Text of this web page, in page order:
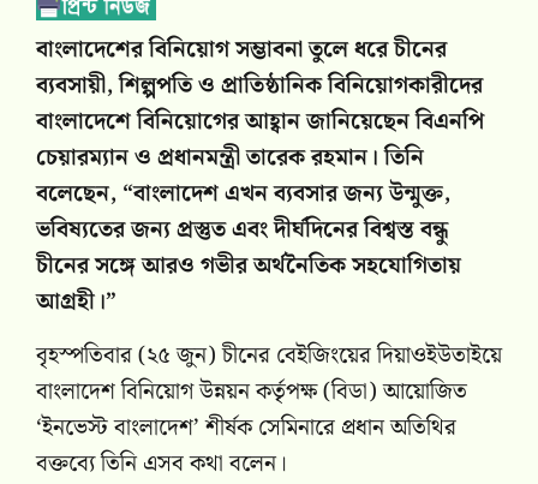
বাংলাদেশের বিনিয়োগ সম্ভাবনা তুলে ধরে চীনের
ব্যবসায়ী, শিল্পপতি ও প্রাতিষ্ঠানিক বিনিয়োগকারীদের
বাংলাদেশে বিনিয়োগের আহ্বান জানিয়েছেন বিএনপি
চেয়ারম্যান ও প্রধানমন্ত্রী তারেক রহমান। তিনি
বলেছেন, “বাংলাদেশ এখন ব্যবসার জন্য উন্মুক্ত,
ভবিষ্যতের জন্য প্রস্তুত এবং দীর্ঘদিনের বিশ্বস্ত বন্ধু
চীনের সঙ্গে আরও গভীর অর্থনৈতিক সহযোগিতায়
আগ্রহী।”
বৃহস্পতিবার (২৫ জুন) চীনের বেইজিংয়ের দিয়াওইউতাইয়ে
বাংলাদেশ বিনিয়োগ উন্নয়ন কর্তৃপক্ষ (বিডা) আয়োজিত
‘ইনভেস্ট বাংলাদেশ’ শীর্ষক সেমিনারে প্রধান অতিথির
বক্তব্যে তিনি এসব কথা বলেন।